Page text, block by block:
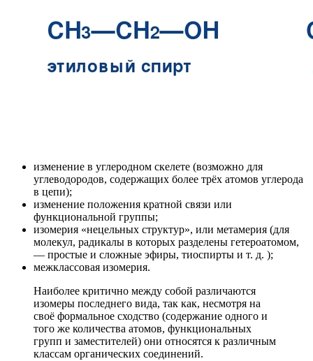
изменение в углеродном скелете (возможно для
углеводородов, содержащих более трёх атомов углерода
в цепи);
изменение положения кратной связи или
функциональной группы;
изомерия «нецельных структур», или метамерия (для
молекул, радикалы в которых разделены гетероатомом,
— простые и сложные эфиры, тиоспирты и т. д. );
межклассовая изомерия.
Наиболее критично между собой различаются
изомеры последнего вида, так как, несмотря на
своё формальное сходство (содержание одного и
того же количества атомов, функциональных
групп и заместителей) они относятся к различным
классам органических соединений.